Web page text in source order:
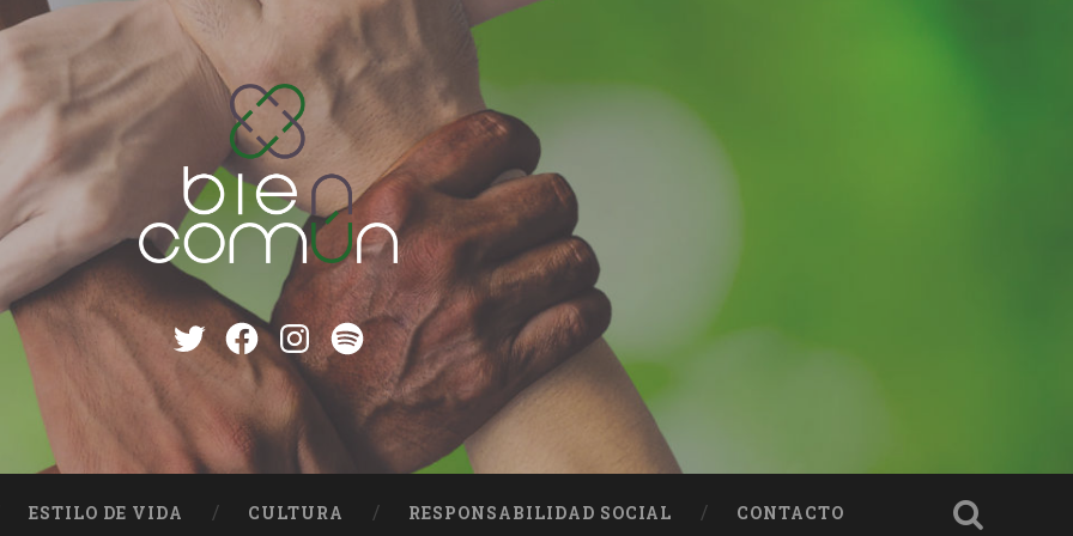
TwitterFacebook
instagram
Spotify
ESTILO DE VIDA CULTURA RESPONSABILIDAD SOCIAL CONTACTO